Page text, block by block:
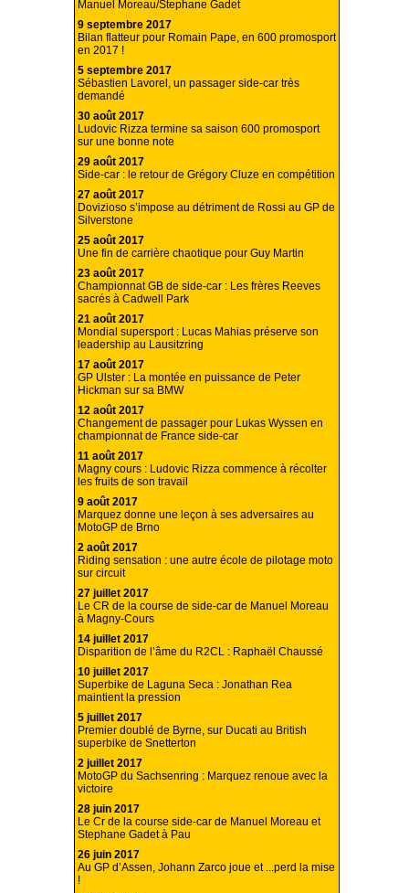
Manuel Moreau/Stephane Gadet
9 septembre 2017
Bilan flatteur pour Romain Pape, en 600 promosport
en 2017 !
5 septembre 2017
Sébastien Lavorel, un passager side-car très
demandé
30 août 2017
Ludovic Rizza termine sa saison 600 promosport
sur une bonne note
29 août 2017
Side-car : le retour de Grégory Cluze en compétition
27 août 2017
Dovizioso s’impose au détriment de Rossi au GP de
Silverstone
25 août 2017
Une fin de carrière chaotique pour Guy Martin
23 août 2017
Championnat GB de side-car : Les frères Reeves
sacrés à Cadwell Park
21 août 2017
Mondial supersport : Lucas Mahias préserve son
leadership au Lausitzring
17 août 2017
GP Ulster : La montée en puissance de Peter
Hickman sur sa BMW
12 août 2017
Changement de passager pour Lukas Wyssen en
championnat de France side-car
11 août 2017
Magny cours : Ludovic Rizza commence à récolter
les fruits de son travail
9 août 2017
Marquez donne une leçon à ses adversaires au
MotoGP de Brno
2 août 2017
Riding sensation : une autre école de pilotage moto
sur circuit
27 juillet 2017
Le CR de la course de side-car de Manuel Moreau
à Magny-Cours
14 juillet 2017
Disparition de l’âme du R2CL : Raphaël Chaussé
10 juillet 2017
Superbike de Laguna Seca : Jonathan Rea
maintient la pression
5 juillet 2017
Premier doublé de Byrne, sur Ducati au British
superbike de Snetterton
2 juillet 2017
MotoGP du Sachsenring : Marquez renoue avec la
victoire
28 juin 2017
Le Cr de la course side-car de Manuel Moreau et
Stephane Gadet à Pau
26 juin 2017
Au GP d’Assen, Johann Zarco joue et ...perd la mise
!